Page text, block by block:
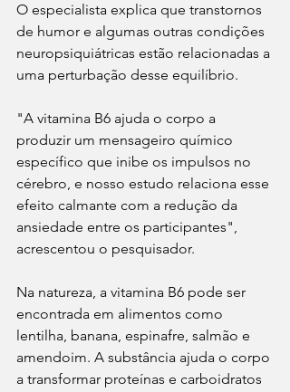
O especialista explica que transtornos
de humor e algumas outras condições
neuropsiquiátricas estão relacionadas a
uma perturbação desse equilíbrio.
"A vitamina B6 ajuda o corpo a
produzir um mensageiro químico
específico que inibe os impulsos no
cérebro, e nosso estudo relaciona esse
efeito calmante com a redução da
ansiedade entre os participantes",
acrescentou o pesquisador.
Na natureza, a vitamina B6 pode ser
encontrada em alimentos como
lentilha, banana, espinafre, salmão e
amendoim. A substância ajuda o corpo
a transformar proteínas e carboidratos